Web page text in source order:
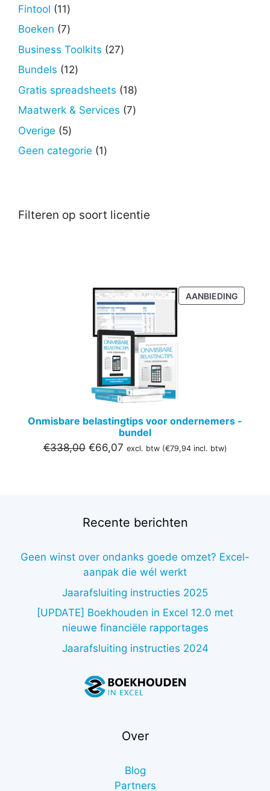
Fintool 1111
producten
Boeken 77
producten
Business Toolkits 2727
Bundels 1212
producten
Gratis spreadsheets 1818
producten
Maatwerk & Services 77
Overige 55
producten
Geen categorie 11
Filteren op soort licentie
AANBIEDING
IN
Onmisbare belastingtips voor ondernemers -
bundel
€338,00 Oorspronkelijke
€66,07Huidige
excl. btw (€79,94incl. btw)
Recente berichten
Geen winst over ondanks goede omzet? Excel-
aanpak die wél werkt
Jaarafsluiting instructies 2025
[UPDATE] Boekhouden in Excel 12.0 met
nieuwe financiële rapportages
Jaarafsluiting instructies 2024
Over
Blog
Partners